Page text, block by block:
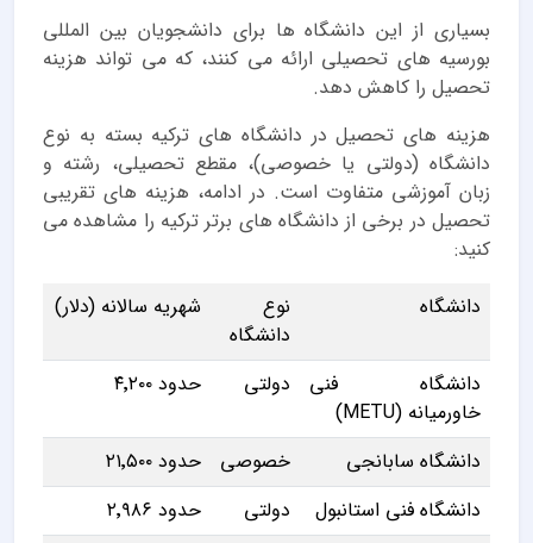
بسیاری از این دانشگاه ها برای دانشجویان بین المللی
بورسیه های تحصیلی ارائه می کنند، که می تواند هزینه
تحصیل را کاهش دهد.
هزینه های تحصیل در دانشگاه های ترکیه بسته به نوع
دانشگاه (دولتی یا خصوصی)، مقطع تحصیلی، رشته و
زبان آموزشی متفاوت است. در ادامه، هزینه های تقریبی
تحصیل در برخی از دانشگاه های برتر ترکیه را مشاهده می
کنید:
دانشگاه
نوع
دانشگاه
شهریه سالانه (دلار)
دانشگاه فنی
خاورمیانه (METU)
دولتی حدود ۴٬۲۰۰
دانشگاه سابانجی خصوصی
حدود ۲۱٬۵۰۰
دانشگاه فنی استانبول
دولتی
حدود ۲٬۹۸۶